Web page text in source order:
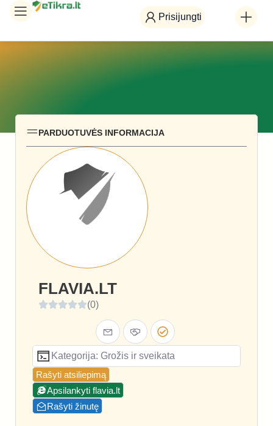
Prisijungti
PARDUOTUVĖS INFORMACIJA
FLAVIA.LT
(0)
Kategorija: Grožis ir sveikata
Rašyti atsiliepimą
Apsilankyti flavia.lt
Rašyti žinutę